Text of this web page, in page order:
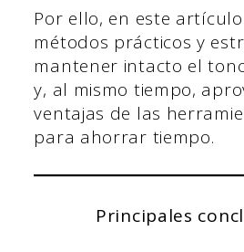
Por ello, en este
métodos prácticos y
mantener intacto el
y, al mismo tiempo,
ventajas de las
para ahorrar tiempo.
Principales